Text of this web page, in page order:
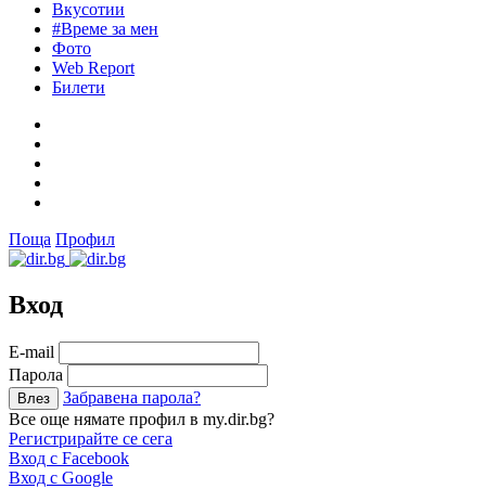
Вкусотии
#Време за мен
Фото
Web Report
Билети
Поща Профил
Вход
Е-mail
Парола
Забравена парола?
Все още нямате профил в my.dir.bg?
Регистрирайте се сега
Вход с Facebook
Вход с Google